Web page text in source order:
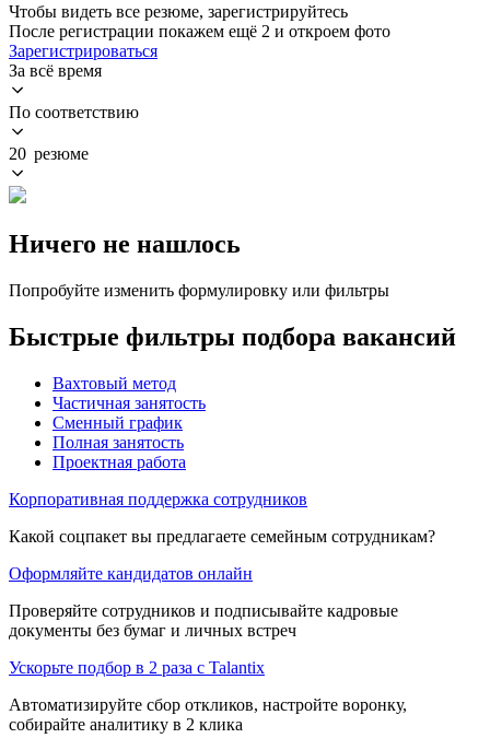
Чтобы видеть все резюме, зарегистрируйтесь
После регистрации покажем ещё 2 и откроем фото
Зарегистрироваться
За всё время
По соответствию
20 резюме
Ничего не нашлось
Попробуйте изменить формулировку или фильтры
Быстрые фильтры подбора вакансий
Вахтовый метод
Частичная занятость
Сменный график
Полная занятость
Проектная работа
Корпоративная поддержка сотрудников
Какой соцпакет вы предлагаете семейным сотрудникам?
Оформляйте кандидатов онлайн
Проверяйте сотрудников и подписывайте кадровые
документы без бумаг и личных встреч
Ускорьте подбор в 2 раза с Talantix
Автоматизируйте сбор откликов, настройте воронку,
собирайте аналитику в 2 клика